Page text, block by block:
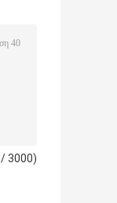
/ 3000)